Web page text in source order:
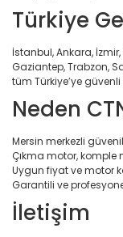
Türkiye
İstanbul, Ankara,
Gaziantep, Trabzon,
tüm Türkiye’ye güvenli
Neden
Mersin merkezli
Çıkma motor, komple
Uygun fiyat ve motor
Garantili ve
İletişim